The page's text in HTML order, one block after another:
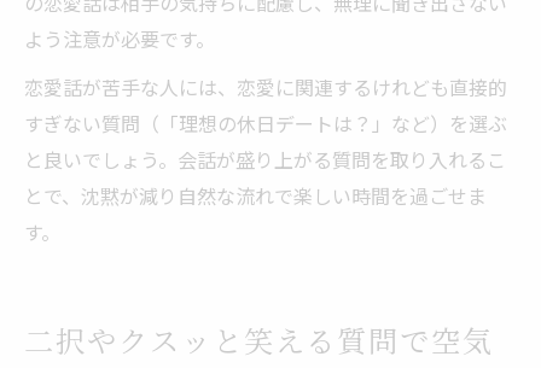
よう注意が必要です。
恋愛話が苦手な人には、恋愛に関連するけれども直接的
すぎない質問（「理想の休日デートは？」など）を選ぶ
と良いでしょう。会話が盛り上がる質問を取り入れるこ
とで、沈黙が減り自然な流れで楽しい時間を過ごせま
す。
二択やクスッと笑える質問で空気